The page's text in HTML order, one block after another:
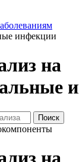
инфекции
на